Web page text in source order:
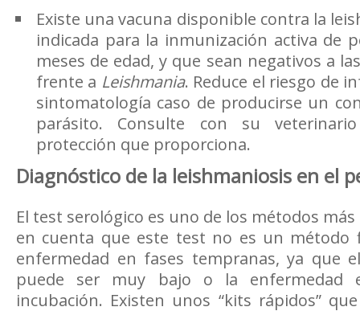
Existe una vacuna disponible contra la
indicada para la inmunización activa de
meses de edad, y que sean negativos a
frente a Leishmania. Reduce el riesgo de
sintomatología caso de producirse un
parásito. Consulte con su
protección que proporciona.
Diagnóstico de la leishmaniosis en el
El test serológico es uno de los métodos
en cuenta que este test no es un método
enfermedad en fases tempranas, ya que
puede ser muy bajo o la enfermedad
incubación. Existen unos “kits rápidos”